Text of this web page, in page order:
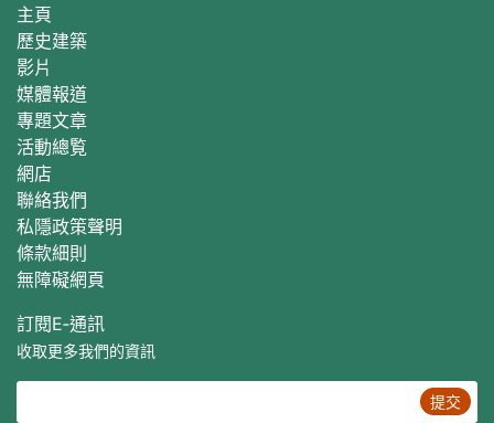
主頁
歷史建築
影片
媒體報道
專題文章
活動總覧
網店
聯絡我們
私隱政策聲明
條款細則
無障礙網頁
訂閱E‐通訊
收取更多我們的資訊
提交